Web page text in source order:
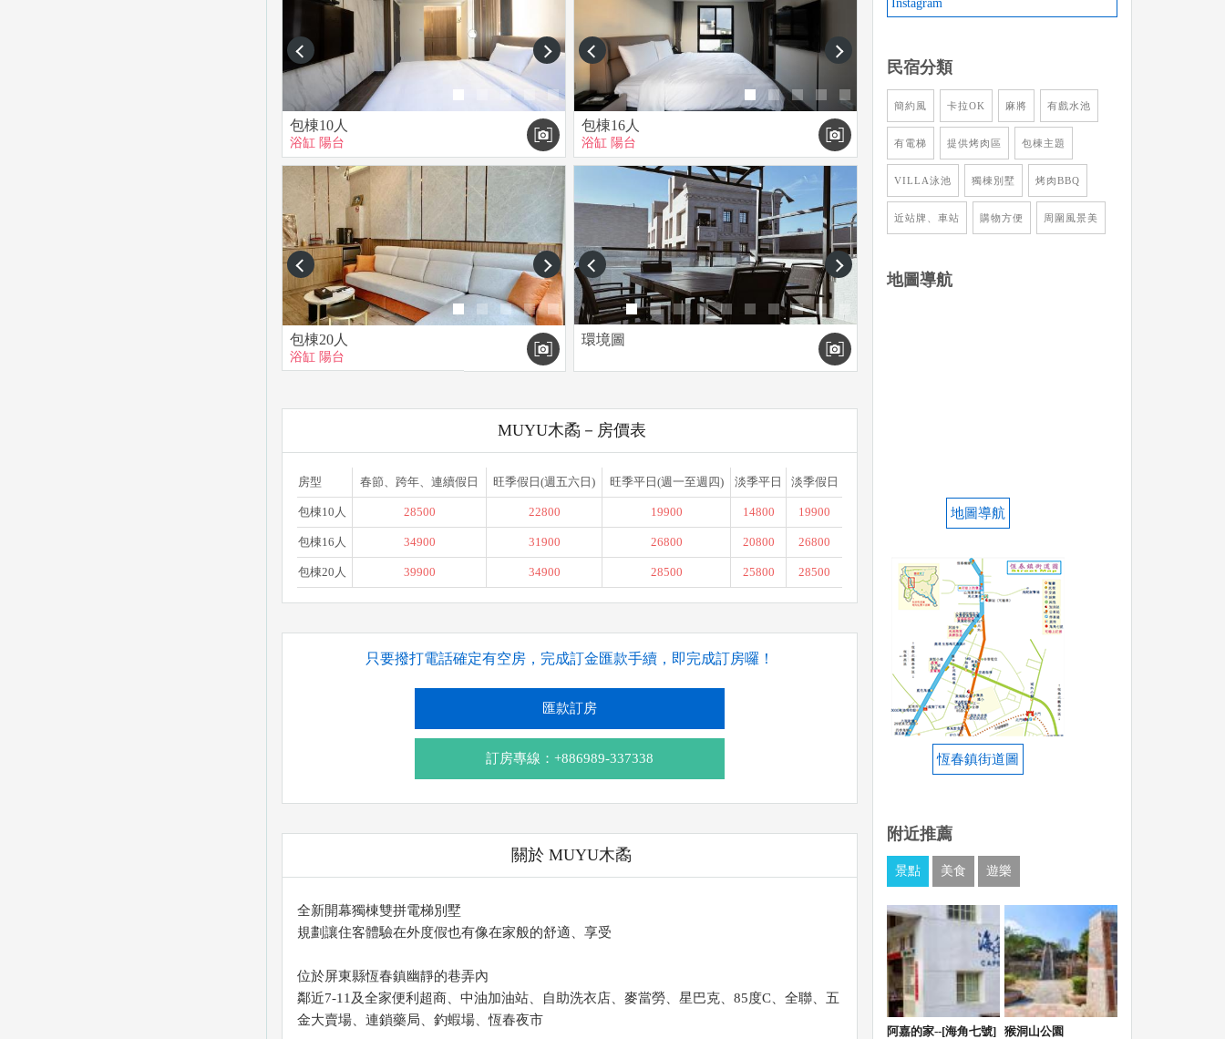
prev next
包棟10人
浴缸 陽台
prev next
包棟16人
浴缸 陽台
prev next
包棟20人
浴缸 陽台
prev next
環境圖
MUYU木矞－房價表
房型 春節、跨年、連續假日 旺季假日(週五六日) 旺季平日(週一至週四) 淡季平日 淡季假日
包棟10人 28500 22800 19900 14800 19900
包棟16人 34900 31900 26800 20800 26800
包棟20人 39900 34900 28500 25800 28500
只要撥打電話確定有空房，完成訂金匯款手續，即完成訂房囉！
匯款訂房
訂房專線：+886989-337338
關於 MUYU木矞
全新開幕獨棟雙拼電梯別墅
規劃讓住客體驗在外度假也有像在家般的舒適、享受
位於屏東縣恆春鎮幽靜的巷弄內
鄰近7-11及全家便利超商、中油加油站、自助洗衣店、麥當勞、星巴克、85度C、全聯、五
金大賣場、連鎖藥局、釣蝦場、恆春夜市
Instagram
民宿分類
簡約風 卡拉OK 麻將 有戲水池
有電梯 提供烤肉區 包棟主題
VILLA泳池 獨棟別墅 烤肉BBQ
近站牌、車站 購物方便 周圍風景美
地圖導航
地圖導航
恆春鎮街道圖
附近推薦
景點 美食 遊樂
阿嘉的家--[海角七號] 猴洞山公園